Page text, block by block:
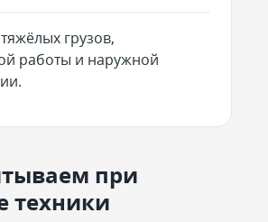
грузов,
работы и наружной
при
техники